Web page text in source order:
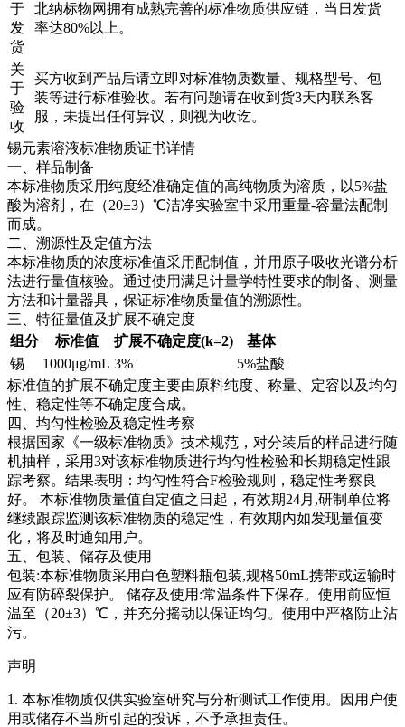
于
发
货
北纳标物网拥有成熟完善的标准物质供应链，当日发货
率达80%以上。
关
于
验
收
买方收到产品后请立即对标准物质数量、规格型号、包
装等进行标准验收。若有问题请在收到货3天内联系客
服，未提出任何异议，则视为收讫。
锡元素溶液标准物质证书详情
一、样品制备
本标准物质采用纯度经准确定值的高纯物质为溶质，以5%盐
酸为溶剂，在（20±3）℃洁净实验室中采用重量-容量法配制
而成。
二、溯源性及定值方法
本标准物质的浓度标准值采用配制值，并用原子吸收光谱分析
法进行量值核验。通过使用满足计量学特性要求的制备、测量
方法和计量器具，保证标准物质量值的溯源性。
三、特征量值及扩展不确定度
组分
标准值 扩展不确定度(k=2)
基体
锡
1000μg/mL 3%
5%盐酸
标准值的扩展不确定度主要由原料纯度、称量、定容以及均匀
性、稳定性等不确定度合成。
四、均匀性检验及稳定性考察
根据国家《一级标准物质》技术规范，对分装后的样品进行随
机抽样，采用3对该标准物质进行均匀性检验和长期稳定性跟
踪考察。结果表明：均匀性符合F检验规则，稳定性考察良
好。 本标准物质量值自定值之日起，有效期24月,研制单位将
继续跟踪监测该标准物质的稳定性，有效期内如发现量值变
化，将及时通知用户。
五、包装、储存及使用
包装:本标准物质采用白色塑料瓶包装,规格50mL携带或运输时
应有防碎裂保护。 储存及使用:常温条件下保存。使用前应恒
温至（20±3）℃，并充分摇动以保证均匀。使用中严格防止沾
污。
声明
1. 本标准物质仅供实验室研究与分析测试工作使用。因用户使
用或储存不当所引起的投诉，不予承担责任。